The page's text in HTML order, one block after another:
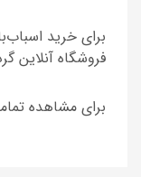
برای خرید
فروشگاه آنلاین
برای مشاهده